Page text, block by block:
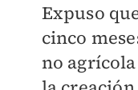
Expuso
cinco
no